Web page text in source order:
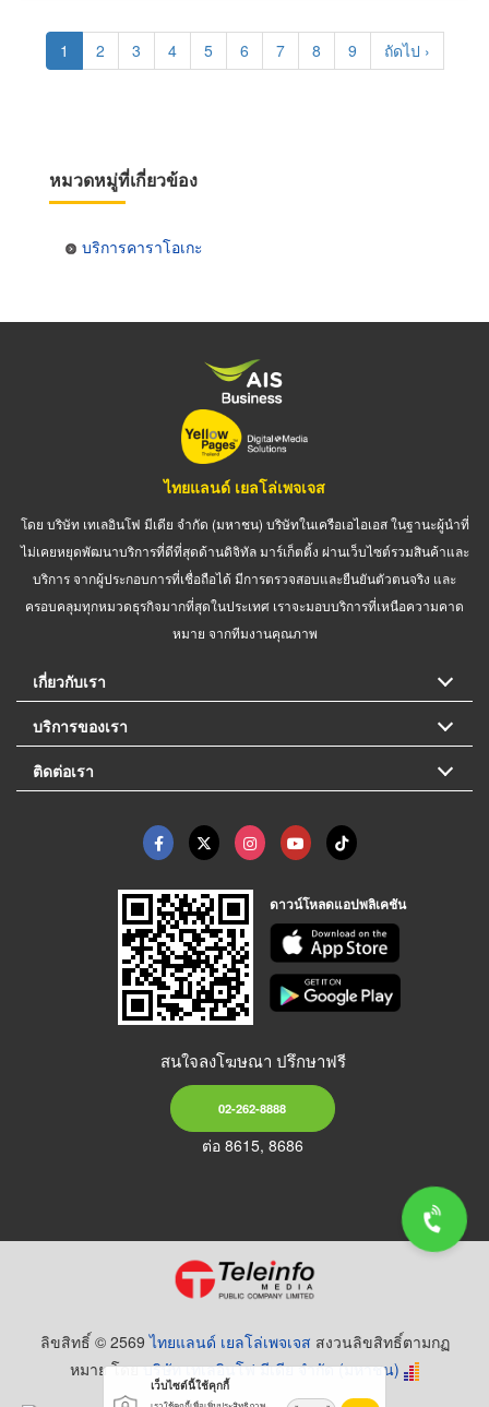
Pagination
Current
page
1 Page
2 Page
3 Page
4 Page
5 Page
6 Page
7 Page
8 Page
9
Next
page
ถัดไป ›
หมวดหมู่ที่เกี่ยวข้อง
บริการคาราโอเกะ
ไทยแลนด์ เยลโล่เพจเจส
โดย บริษัท เทเลอินโฟ มีเดีย จำกัด (มหาชน) บริษัทในเครือเอไอเอส ในฐานะผู้นำที่
ไม่เคยหยุดพัฒนาบริการที่ดีที่สุดด้านดิจิทัล มาร์เก็ตติ้ง ผ่านเว็บไซต์รวมสินค้าและ
บริการ จากผู้ประกอบการที่เชื่อถือได้ มีการตรวจสอบและยืนยันตัวตนจริง และ
ครอบคลุมทุกหมวดธุรกิจมากที่สุดในประเทศ เราจะมอบบริการที่เหนือความคาด
หมาย จากทีมงานคุณภาพ
เกี่ยวกับเรา
บริการของเรา
ติดต่อเรา
ดาวน์โหลดแอปพลิเคชัน
สนใจลงโฆษณา ปรึกษาฟรี
02-262-8888
ต่อ 8615, 8686
ลิขสิทธิ์ © 2569ไทยแลนด์ เยลโล่เพจเจส สงวนลิขสิทธิ์ตามกฏ
หมาย โดยบริษัท เทเลอินโฟ มีเดีย จำกัด (มหาชน)
เว็บไซต์นี้ใช้คุกกี้